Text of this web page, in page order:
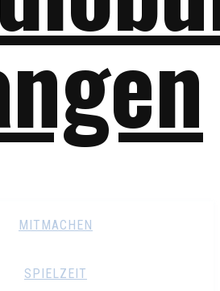
MITMACHEN
SPIELZEIT